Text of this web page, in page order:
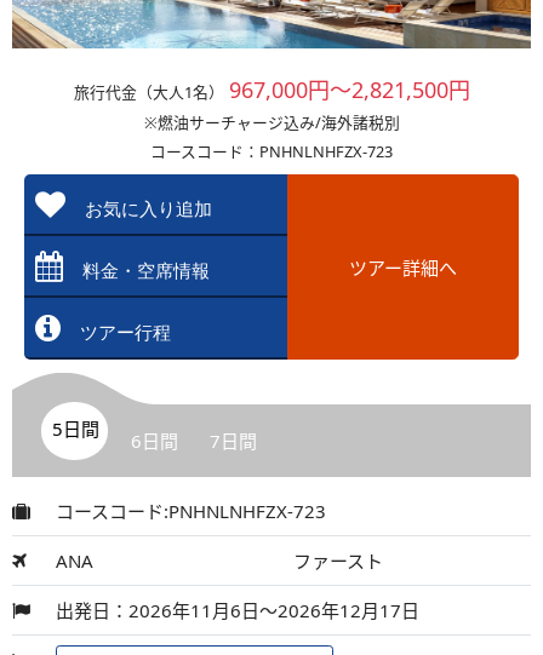
旅行代金（大人1名） 967,000円～2,821,500円
※燃油サーチャージ込み/海外諸税別
コースコード：PNHNLNHFZX-723
お気に入り追加
料金・空席情報
ツアー行程
ツアー詳細へ
5日間 6日間 7日間
コースコード:PNHNLNHFZX-723
ANA ファースト
出発日：2026年11月6日～2026年12月17日